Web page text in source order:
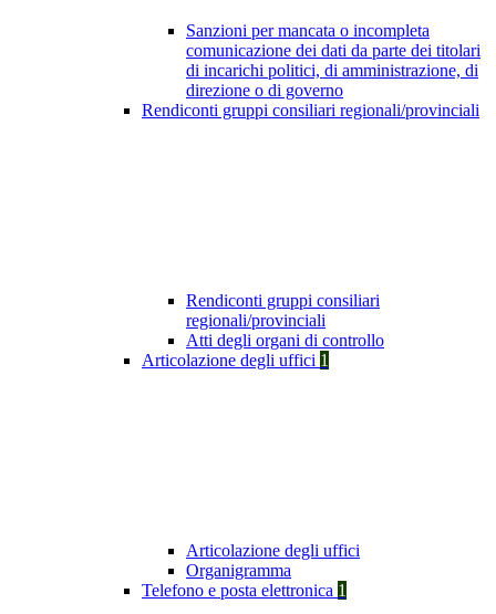
Sanzioni per mancata o incompleta
comunicazione dei dati da parte dei titolari
di incarichi politici, di amministrazione, di
direzione o di governo
Rendiconti gruppi consiliari regionali/provinciali
Rendiconti gruppi consiliari
regionali/provinciali
Atti degli organi di controllo
Articolazione degli uffici 1
Articolazione degli uffici
Organigramma
Telefono e posta elettronica 1